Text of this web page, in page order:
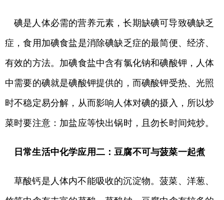
碘是人体必需的营养元素，长期缺碘可导致碘缺乏
症，食用加碘食盐是消除碘缺乏症的最简便、经济、
有效的方法。加碘食盐中含有氯化钠和碘酸钾，人体
中需要的碘就是碘酸钾提供的，而碘酸钾受热、光照
时不稳定易分解，从而影响人体对碘的摄入，所以炒
菜时要注意：加盐应等快出锅时，且勿长时间炖炒。
日常生活中化学应用二：豆腐不可与菠菜一起煮
草酸钙是人体内不能吸收的沉淀物。菠菜、洋葱、